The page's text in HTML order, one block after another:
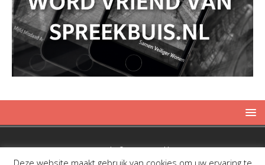
Copyright © 2019 Spreekbuis